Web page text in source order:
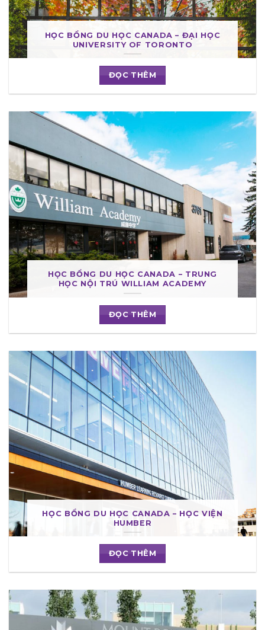
HỌC BỔNG DU HỌC CANADA – ĐẠI HỌC
UNIVERSITY OF TORONTO
ĐỌC THÊM
HỌC BỔNG DU HỌC CANADA – TRUNG
HỌC NỘI TRÚ WILLIAM ACADEMY
ĐỌC THÊM
HỌC BỔNG DU HỌC CANADA – HỌC VIỆN
HUMBER
ĐỌC THÊM